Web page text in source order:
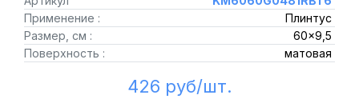
Применение :
Плинтус
Размер, см :
60x9,5
Поверхность :
матовая
426 руб/шт.